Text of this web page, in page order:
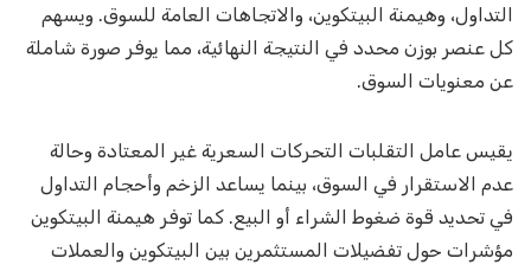
التداول، وهيمنة البيتكوين، والاتجاهات العامة للسوق. ويسهم
كل عنصر بوزن محدد في النتيجة النهائية، مما يوفر صورة شاملة
عن معنويات السوق.
يقيس عامل التقلبات التحركات السعرية غير المعتادة وحالة
عدم الاستقرار في السوق، بينما يساعد الزخم وأحجام التداول
في تحديد قوة ضغوط الشراء أو البيع. كما توفر هيمنة البيتكوين
مؤشرات حول تفضيلات المستثمرين بين البيتكوين والعملات